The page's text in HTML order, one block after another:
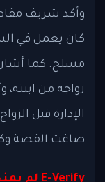
وأكد شريف
كان يعمل في
مسلح. كما
زواجه من
الإدارة قبل
صاغت القصة
E-Verify لم يمنحه إقامة قانونية